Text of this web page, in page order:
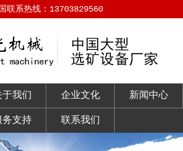
联系热线：13703829560
于我们 企业文化 新闻中心
务支持 联系我们